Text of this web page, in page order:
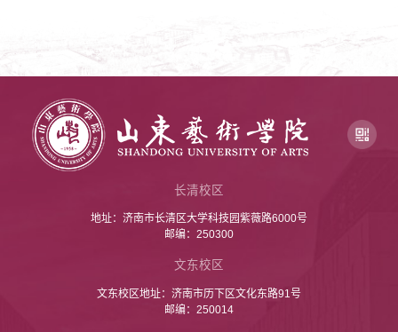
长清校区
地址：济南市长清区大学科技园紫薇路6000号
邮编：250300
文东校区
文东校区地址：济南市历下区文化东路91号
邮编：250014